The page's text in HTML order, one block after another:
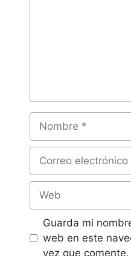
Guarda mi
web en este
vez que comente.